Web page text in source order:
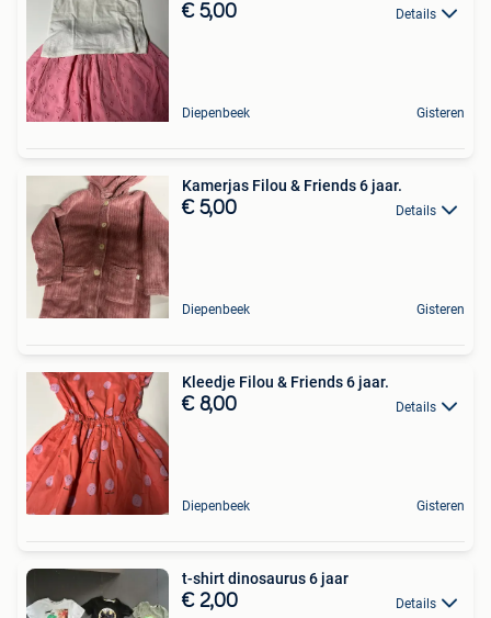
€ 5,00 Details
Diepenbeek Gisteren
Kamerjas Filou & Friends 6 jaar.
€ 5,00 Details
Diepenbeek Gisteren
Kleedje Filou & Friends 6 jaar.
€ 8,00 Details
Diepenbeek Gisteren
t-shirt dinosaurus 6 jaar
€ 2,00 Details